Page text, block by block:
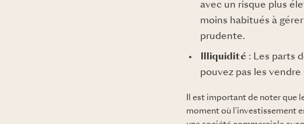
avec un risque plus
moins habitués à
prudente.
Illiquidité : Les parts
pouvez pas les
Il est important de noter que
moment où l'investissement